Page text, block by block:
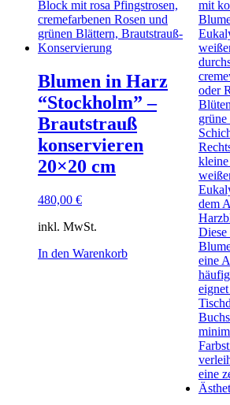
Blumen in Harz
“Stockholm” –
Brautstrauß
konservieren
20×20 cm
480,00 €
inkl. MwSt.
In den Warenkorb